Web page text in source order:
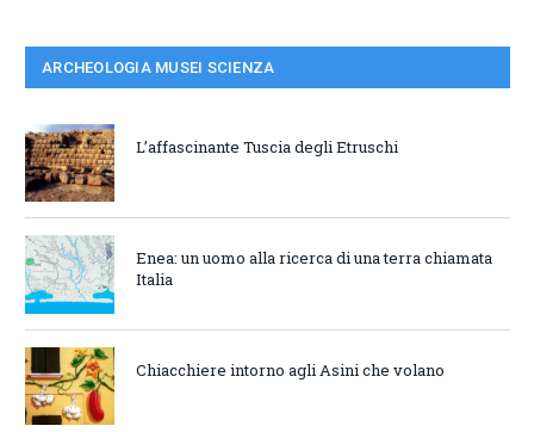
ARCHEOLOGIA MUSEI SCIENZA
L’affascinante Tuscia degli Etruschi
Enea: un uomo alla ricerca di una terra chiamata
Italia
Chiacchiere intorno agli Asini che volano